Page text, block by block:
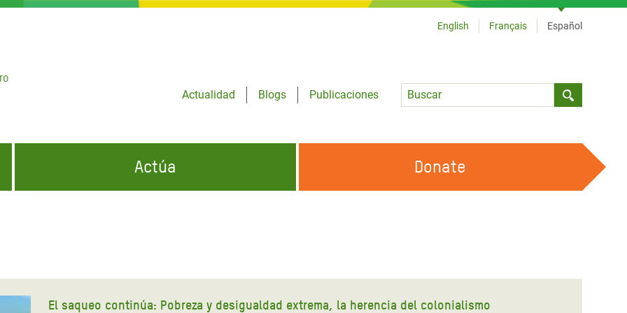
Actualidad
Blogs
Publicaciones
Language
English Français Español
por la Crisis en
Actúa Donate
El saqueo continúa: Pobreza y desigualdad extrema, la herencia del colonialismo